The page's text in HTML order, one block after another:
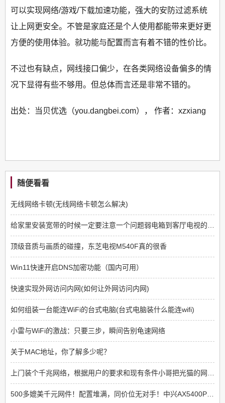
可以实现网络/游戏/下载加速功能，强大的安防过滤系统
让上网更安全。不管是家庭还是个人使用都能带来更好更
方便的使用体验。就功能与配置而言有着不错的性价比。
不过也有缺点，网线接口偏少，在各类网络设备偏多的情
况下显得有些不够用。但总体而言还是非常不错的。
出处：当贝优选（you.dangbei.com）， 作者：xzxiang
随便看看
无线网络卡顿(无线网络卡顿怎么解决)
顶级音质与画质的碰撞，东芝电视M540F真的很香
Win11快速开启DNS加密功能（国内可用）
快速实现外网访问内网(如何让外网访问内网)
如何组装一台能连WiFi的台式电脑(台式电脑装什么能连wifi)
小雷与WiFi的激战：只要三步，瞬间告别龟速网络
关于MAC地址，你了解多少呢？